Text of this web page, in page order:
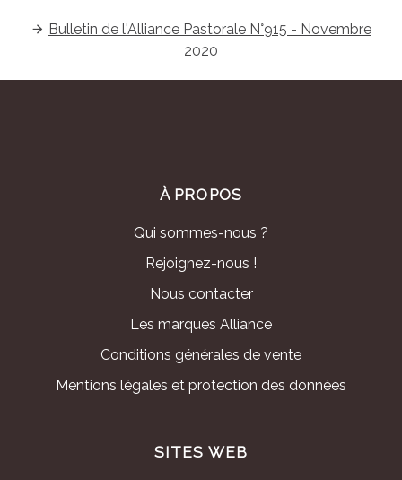
Bulletin de l'Alliance Pastorale N°915 - Novembre
2020
À PROPOS
Qui sommes-nous ?
Rejoignez-nous !
Nous contacter
Les marques Alliance
Conditions générales de vente
Mentions légales et protection des données
SITES WEB